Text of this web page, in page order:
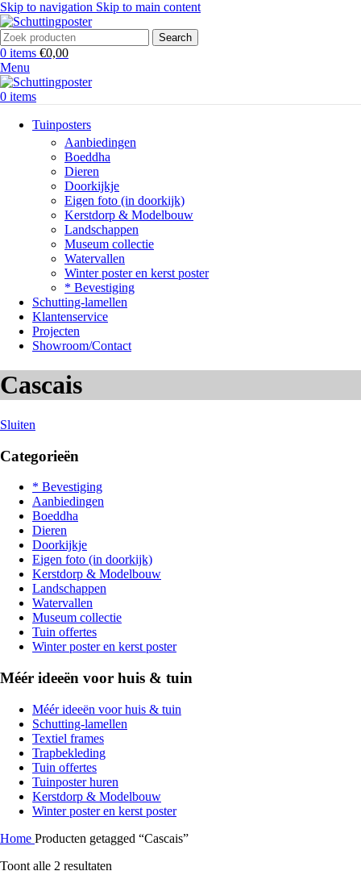
Skip to navigation Skip to main content
Search
0 items €0,00
Menu
0 items
Tuinposters
Aanbiedingen
Boeddha
Dieren
Doorkijkje
Eigen foto (in doorkijk)
Kerstdorp & Modelbouw
Landschappen
Museum collectie
Watervallen
Winter poster en kerst poster
* Bevestiging
Schutting-lamellen
Klantenservice
Projecten
Showroom/Contact
Cascais
Sluiten
Categorieën
* Bevestiging
Aanbiedingen
Boeddha
Dieren
Doorkijkje
Eigen foto (in doorkijk)
Kerstdorp & Modelbouw
Landschappen
Watervallen
Museum collectie
Tuin offertes
Winter poster en kerst poster
Méér ideeën voor huis & tuin
Méér ideeën voor huis & tuin
Schutting-lamellen
Textiel frames
Trapbekleding
Tuin offertes
Tuinposter huren
Kerstdorp & Modelbouw
Winter poster en kerst poster
Home Producten getagged “Cascais”
Toont alle 2 resultaten